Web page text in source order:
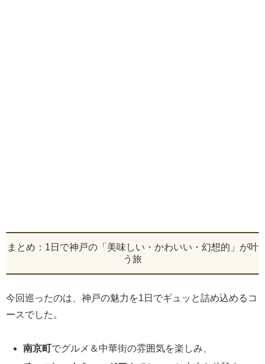
まとめ：1日で神戸の「美味しい・かわいい・幻想的」が叶
う旅
今回巡ったのは、神戸の魅力を1日でギュッと詰め込めるコ
ースでした。
南京町でグルメ＆中華街の雰囲気を楽しみ、